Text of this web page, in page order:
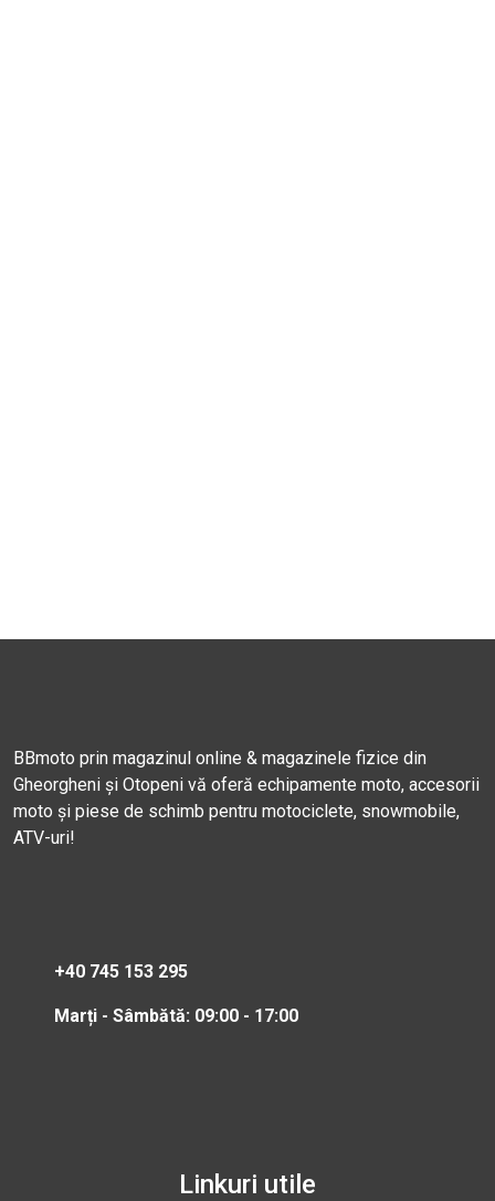
BBmoto prin magazinul online & magazinele fizice din
Gheorgheni și Otopeni vă oferă echipamente moto, accesorii
moto și piese de schimb pentru motociclete, snowmobile,
ATV-uri!
+40 745 153 295
Marți - Sâmbătă: 09:00 - 17:00
Linkuri utile